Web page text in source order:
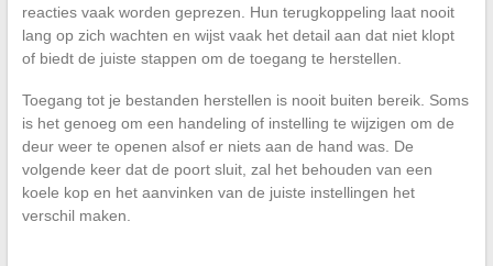
reacties vaak worden geprezen. Hun terugkoppeling laat nooit
lang op zich wachten en wijst vaak het detail aan dat niet klopt
of biedt de juiste stappen om de toegang te herstellen.
Toegang tot je bestanden herstellen is nooit buiten bereik. Soms
is het genoeg om een handeling of instelling te wijzigen om de
deur weer te openen alsof er niets aan de hand was. De
volgende keer dat de poort sluit, zal het behouden van een
koele kop en het aanvinken van de juiste instellingen het
verschil maken.